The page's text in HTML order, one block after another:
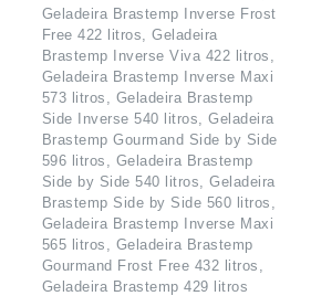
Geladeira Brastemp Inverse Frost
Free 422 litros, Geladeira
Brastemp Inverse Viva 422 litros,
Geladeira Brastemp Inverse Maxi
573 litros, Geladeira Brastemp
Side Inverse 540 litros, Geladeira
Brastemp Gourmand Side by Side
596 litros, Geladeira Brastemp
Side by Side 540 litros, Geladeira
Brastemp Side by Side 560 litros,
Geladeira Brastemp Inverse Maxi
565 litros, Geladeira Brastemp
Gourmand Frost Free 432 litros,
Geladeira Brastemp 429 litros